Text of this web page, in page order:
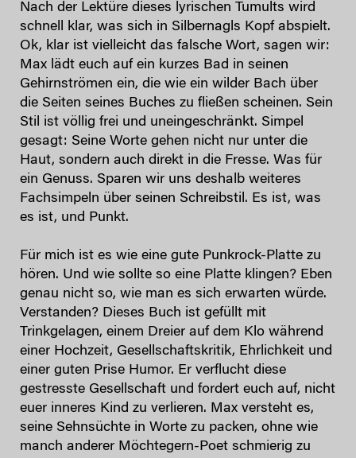
Nach der Lektüre dieses lyrischen Tumults wird
schnell klar, was sich in Silbernagls Kopf abspielt.
Ok, klar ist vielleicht das falsche Wort, sagen wir:
Max lädt euch auf ein kurzes Bad in seinen
Gehirnströmen ein, die wie ein wilder Bach über
die Seiten seines Buches zu fließen scheinen. Sein
Stil ist völlig frei und uneingeschränkt. Simpel
gesagt: Seine Worte gehen nicht nur unter die
Haut, sondern auch direkt in die Fresse. Was für
ein Genuss. Sparen wir uns deshalb weiteres
Fachsimpeln über seinen Schreibstil. Es ist, was
es ist, und Punkt.
Für mich ist es wie eine gute Punkrock-Platte zu
hören. Und wie sollte so eine Platte klingen? Eben
genau nicht so, wie man es sich erwarten würde.
Verstanden? Dieses Buch ist gefüllt mit
Trinkgelagen, einem Dreier auf dem Klo während
einer Hochzeit, Gesellschaftskritik, Ehrlichkeit und
einer guten Prise Humor. Er verflucht diese
gestresste Gesellschaft und fordert euch auf, nicht
euer inneres Kind zu verlieren. Max versteht es,
seine Sehnsüchte in Worte zu packen, ohne wie
manch anderer Möchtegern-Poet schmierig zu